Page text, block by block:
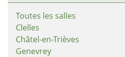
Toutes les salles
Clelles
Châtel-en-Trièves
Genevrey